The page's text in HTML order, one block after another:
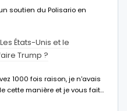
soutien du Polisario en
Les États-Unis et le
Trump ?
1000 fois raison, je n'avais
cette manière et je vous fait…